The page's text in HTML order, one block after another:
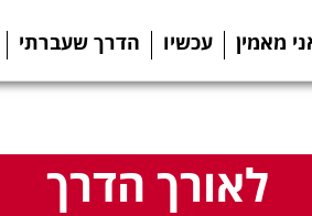
מאמין עכשיו הדרך שעברתי
לאורך הדרך